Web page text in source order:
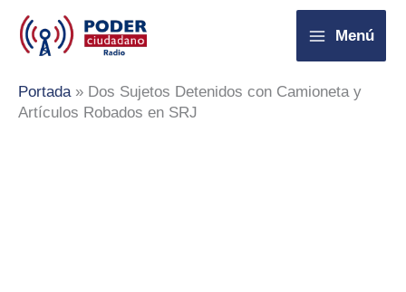
contenido
Menú
Portada» Dos Sujetos Detenidos con Camioneta y
Artículos Robados en SRJ